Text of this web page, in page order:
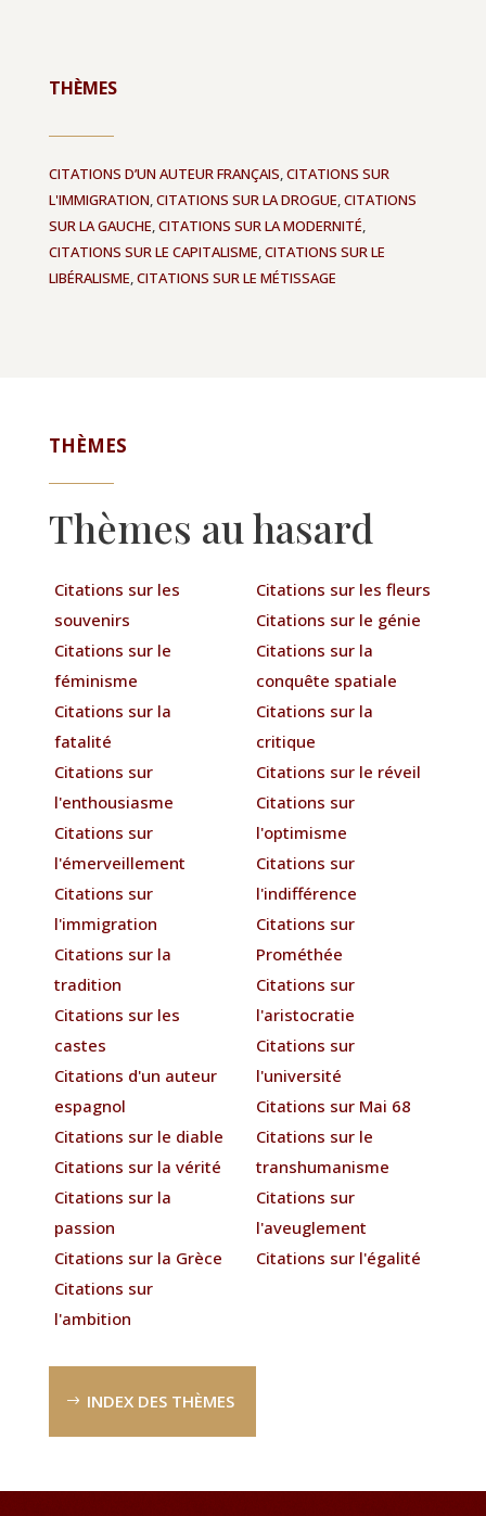
THÈMES
CITATIONS D’UN AUTEUR FRANÇAIS,CITATIONS SUR
L'IMMIGRATION,CITATIONS SUR LA DROGUE,CITATIONS
SUR LA GAUCHE,CITATIONS SUR LA MODERNITÉ,
CITATIONS SUR LE CAPITALISME,CITATIONS SUR LE
LIBÉRALISME,CITATIONS SUR LE MÉTISSAGE
THÈMES
Thèmes au hasard
Citations sur les
souvenirs
Citations sur le
féminisme
Citations sur la
fatalité
Citations sur
l'enthousiasme
Citations sur
l'émerveillement
Citations sur
l'immigration
Citations sur la
tradition
Citations sur les
castes
Citations d'un auteur
espagnol
Citations sur le diable
Citations sur la vérité
Citations sur la
passion
Citations sur la Grèce
Citations sur
l'ambition
Citations sur les fleurs
Citations sur le génie
Citations sur la
conquête spatiale
Citations sur la
critique
Citations sur le réveil
Citations sur
l'optimisme
Citations sur
l'indifférence
Citations sur
Prométhée
Citations sur
l'aristocratie
Citations sur
l'université
Citations sur Mai 68
Citations sur le
transhumanisme
Citations sur
l'aveuglement
Citations sur l'égalité
INDEX DES THÈMES